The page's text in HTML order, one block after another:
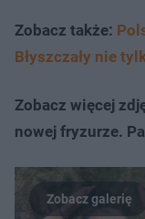
Zobacz także:
Błyszczały nie
Zobacz więcej
nowej fryzurze.